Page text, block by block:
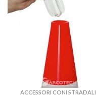
ACCESSORI CONI STRADALI